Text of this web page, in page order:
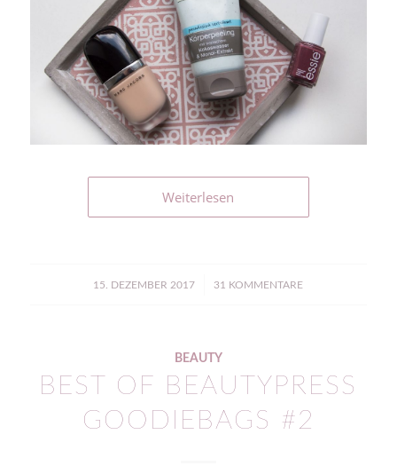
Weiterlesen
15. DEZEMBER 2017
/ 31 KOMMENTARE
BEAUTY
BEST OF BEAUTYPRESS
GOODIEBAGS #2